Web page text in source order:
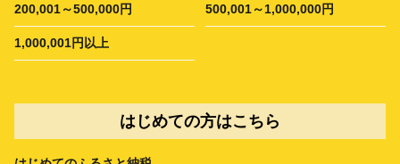
200,001～500,000円 500,001～1,000,000円
1,000,001円以上
はじめての方はこちら